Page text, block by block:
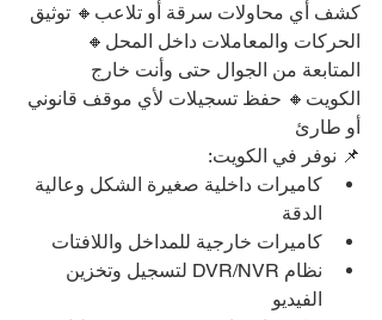
كشف أي محاولات سرقة أو تلاعب🔸 توثيق
الحركات والمعاملات داخل المحل🔸
المتابعة من الجوال حتى وأنت خارج
الكويت🔸 حفظ تسجيلات لأي موقف قانوني
أو طارئ
📌 نوفر في الكويت:
كاميرات داخلية صغيرة الشكل وعالية
الدقة
كاميرات خارجية للمداخل واللافتات
نظام DVR/NVR لتسجيل وتخزين
الفيديو